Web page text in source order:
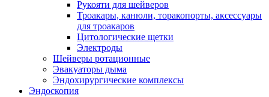
Рукояти для шейверов
Троакары, канюли, торакопорты, аксессуары
для троакаров
Цитологические щетки
Электроды
Шейверы ротационные
Эвакуаторы дыма
Эндохирургические комплексы
Эндоскопия